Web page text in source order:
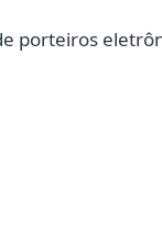
porteiros